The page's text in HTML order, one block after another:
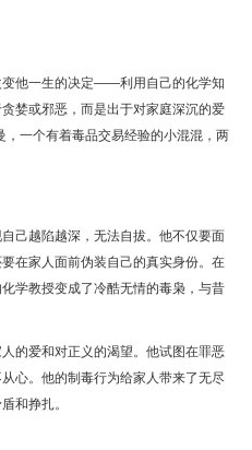
变他一生的决定——利用自己的化学知
婪或邪恶，而是出于对家庭深沉的爱
，一个有着毒品交易经验的小混混，两
己越陷越深，无法自拔。他不仅要面
在家人面前伪装自己的真实身份。在
学教授变成了冷酷无情的毒枭，与昔
的爱和对正义的渴望。他试图在罪恶
心。他的制毒行为给家人带来了无尽
和挣扎。